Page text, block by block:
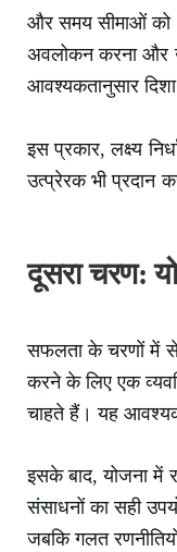
और समय सीमाओं को
अवलोकन करना और
आवश्यकतानुसार
इस प्रकार, लक्ष्य
उत्प्रेरक भी प्रदान
दूसरा चरण:
सफलता के चरणों में से
करने के लिए एक
चाहते हैं। यह
इसके बाद, योजना में
संसाधनों का सही
जबकि गलत